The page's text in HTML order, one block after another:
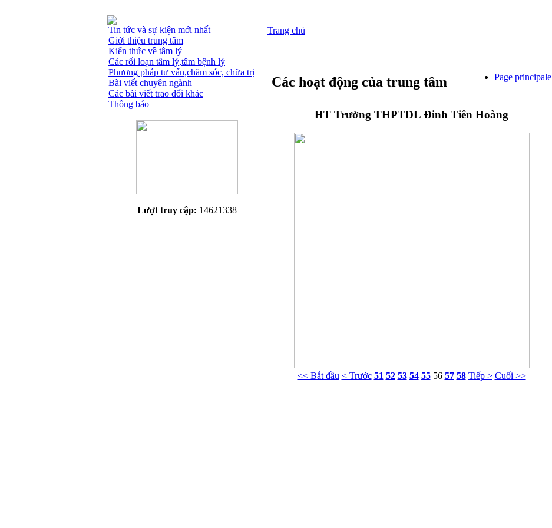
Tin tức và sự kiện mới nhất
Giới thiệu trung tâm
Kiến thức về tâm lý
Các rối loạn tâm lý,tâm bệnh lý
Phương pháp tư vấn,chăm sóc, chữa trị
Bài viết chuyên ngành
Các bài viết trao đổi khác
Thông báo
Lượt truy cập: 14621338
Trang chủ
Page principale
Các hoạt động của trung tâm
HT Trường THPTDL Đinh Tiên Hoàng
<< Bắt đầu < Trước 51 52 53 54 55 56 57 58 Tiếp > Cuối >>